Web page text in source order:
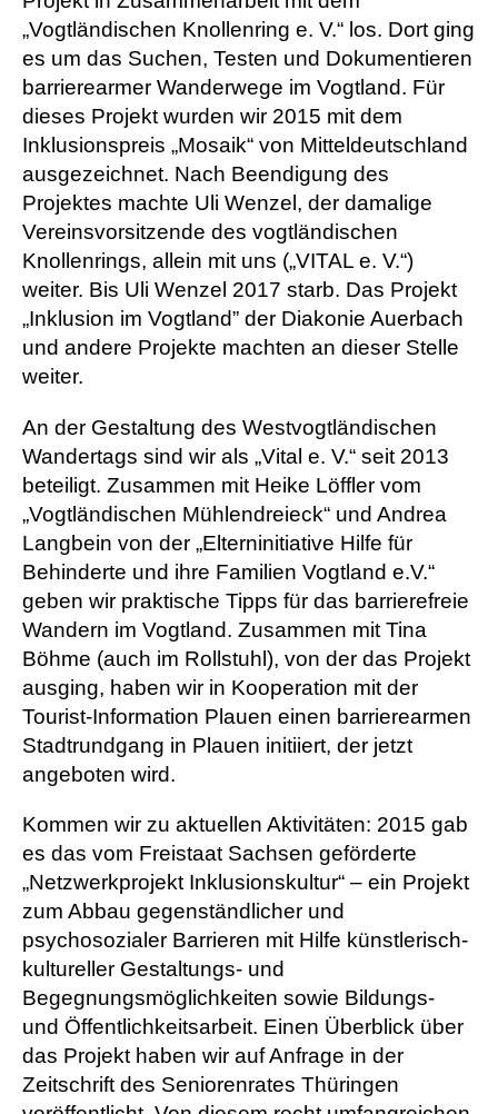
„Vogtländischen Knollenring e. V.“ los. Dort ging
es um das Suchen, Testen und Dokumentieren
barrierearmer Wanderwege im Vogtland. Für
dieses Projekt wurden wir 2015 mit dem
Inklusionspreis „Mosaik“ von Mitteldeutschland
ausgezeichnet. Nach Beendigung des
Projektes machte Uli Wenzel, der damalige
Vereinsvorsitzende des vogtländischen
Knollenrings, allein mit uns („VITAL e. V.“)
weiter. Bis Uli Wenzel 2017 starb. Das Projekt
„Inklusion im Vogtland” der Diakonie Auerbach
und andere Projekte machten an dieser Stelle
weiter.
An der Gestaltung des Westvogtländischen
Wandertags sind wir als „Vital e. V.“ seit 2013
beteiligt. Zusammen mit Heike Löffler vom
„Vogtländischen Mühlendreieck“ und Andrea
Langbein von der „Elterninitiative Hilfe für
Behinderte und ihre Familien Vogtland e.V.“
geben wir praktische Tipps für das barrierefreie
Wandern im Vogtland. Zusammen mit Tina
Böhme (auch im Rollstuhl), von der das Projekt
ausging, haben wir in Kooperation mit der
Tourist-Information Plauen einen barrierearmen
Stadtrundgang in Plauen initiiert, der jetzt
angeboten wird.
Kommen wir zu aktuellen Aktivitäten: 2015 gab
es das vom Freistaat Sachsen geförderte
„Netzwerkprojekt Inklusionskultur“ – ein Projekt
zum Abbau gegenständlicher und
psychosozialer Barrieren mit Hilfe künstlerisch-
kultureller Gestaltungs- und
Begegnungsmöglichkeiten sowie Bildungs-
und Öffentlichkeitsarbeit. Einen Überblick über
das Projekt haben wir auf Anfrage in der
Zeitschrift des Seniorenrates Thüringen